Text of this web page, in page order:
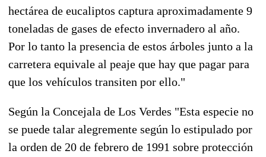
hectárea de eucaliptos captura aproximadamente 9
toneladas de gases de efecto invernadero al año.
Por lo tanto la presencia de estos árboles junto a la
carretera equivale al peaje que hay que pagar para
que los vehículos transiten por ello."
Según la Concejala de Los Verdes "Esta especie no
se puede talar alegremente según lo estipulado por
la orden de 20 de febrero de 1991 sobre protección